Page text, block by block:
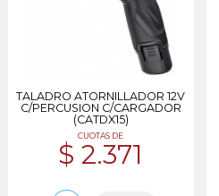
TALADRO ATORNILLADOR 12V
C/PERCUSION C/CARGADOR
(CATDX15)
CUOTAS DE
$ 2.371